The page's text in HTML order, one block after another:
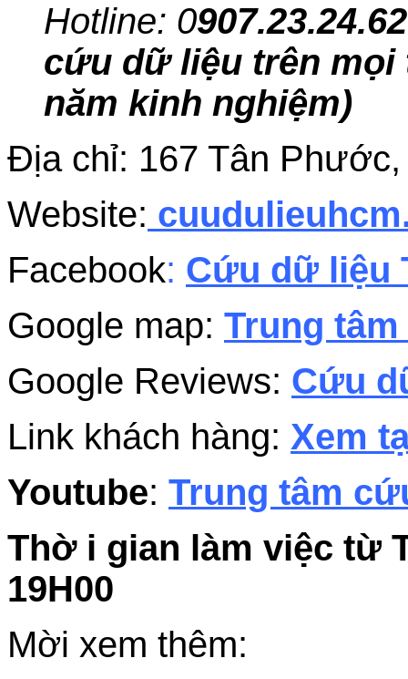
Hotline: 0
cứu dữ liệu trên
năm kinh nghiệm)
Địa chỉ: 167 Tân
Website:
Facebook: Cứu dữ liệu
Google map: Trung
Google Reviews: Cứu
Link khách hàng: Xem
Youtube: Trung tâm
Thờ i gian làm việc từ
19H00
Mời xem thêm: